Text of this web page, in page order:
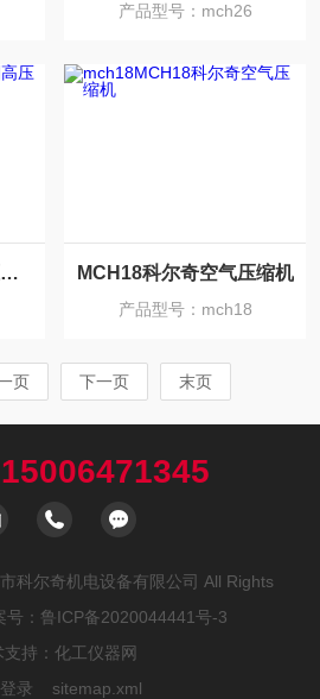
产品型号：mch26
MCH13ET意大利高压空气压缩机 MCH18科尔奇空气压缩机
产品型号：mch18
页 下一页 末页
15006471345
科尔奇机电设备有限公司 All Rights
： 鲁ICP备2020044441号-3
持： 化工仪器网
录
sitemap.xml